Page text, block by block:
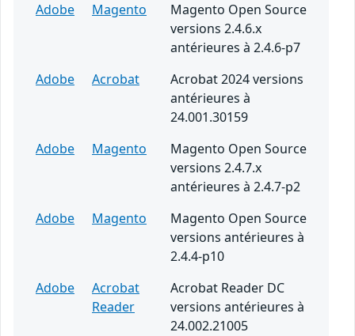
Adobe
Magento
Magento Open Source
versions 2.4.6.x
antérieures à 2.4.6-p7
Adobe
Acrobat
Acrobat 2024 versions
antérieures à
24.001.30159
Adobe
Magento
Magento Open Source
versions 2.4.7.x
antérieures à 2.4.7-p2
Adobe
Magento
Magento Open Source
versions antérieures à
2.4.4-p10
Adobe
Acrobat
Reader
Acrobat Reader DC
versions antérieures à
24.002.21005